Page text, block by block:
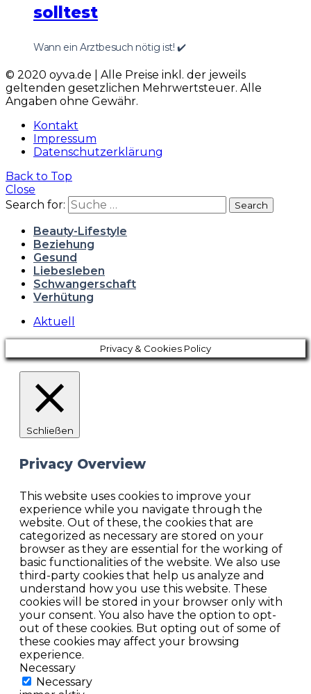
solltest
Wann ein Arztbesuch nötig ist! ✔️
© 2020 oyva.de | Alle Preise inkl. der jeweils
geltenden gesetzlichen Mehrwertsteuer. Alle
Angaben ohne Gewähr.
Kontakt
Impressum
Datenschutzerklärung
Back to Top
Close
Search for:
Search
Beauty-Lifestyle
Beziehung
Gesund
Liebesleben
Schwangerschaft
Verhütung
Aktuell
Privacy & Cookies Policy
Schließen
Privacy Overview
This website uses cookies to improve your
experience while you navigate through the
website. Out of these, the cookies that are
categorized as necessary are stored on your
browser as they are essential for the working of
basic functionalities of the website. We also use
third-party cookies that help us analyze and
understand how you use this website. These
cookies will be stored in your browser only with
your consent. You also have the option to opt-
out of these cookies. But opting out of some of
these cookies may affect your browsing
experience.
Necessary
Necessary